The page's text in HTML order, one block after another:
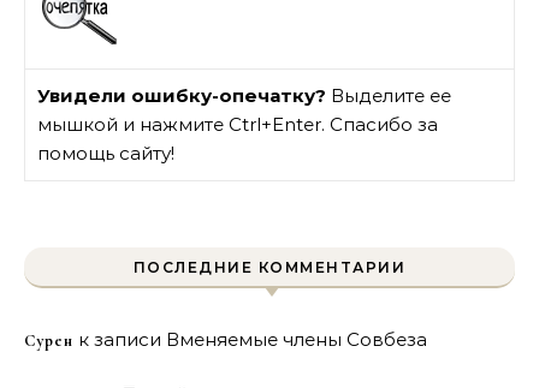
Увидели ошибку-опечатку? Выделите ее
мышкой и нажмите Ctrl+Enter. Спасибо за
помощь сайту!
ПОСЛЕДНИЕ КОММЕНТАРИИ
Сурен к записи Вменяемые члены Совбеза